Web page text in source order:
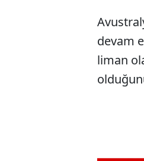
devam
liman